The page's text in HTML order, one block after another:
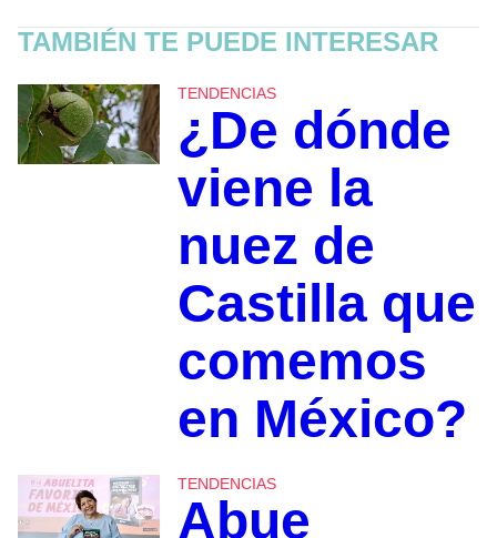
TAMBIÉN TE PUEDE INTERESAR
TENDENCIAS
¿De dónde
viene la
nuez de
Castilla que
comemos
en México?
TENDENCIAS
Abue